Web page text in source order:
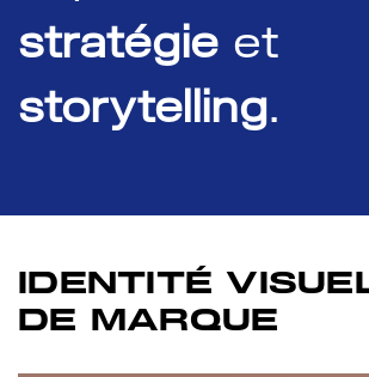
stratégie et
storytelling.
IDENTITÉ
DE MARQUE